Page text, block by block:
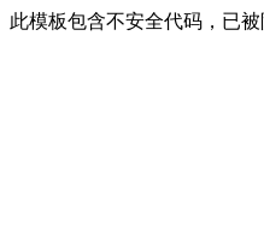
此模板包含不安全代码，已